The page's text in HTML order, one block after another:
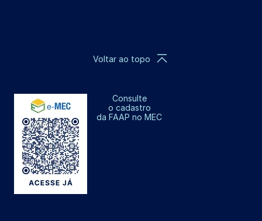
Consulte
o cadastro
da FAAP no MEC
Voltar ao topo